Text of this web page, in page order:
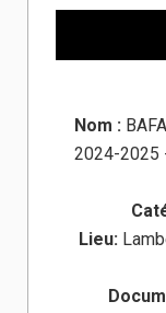
Nom :
2024-2025
Lieu: